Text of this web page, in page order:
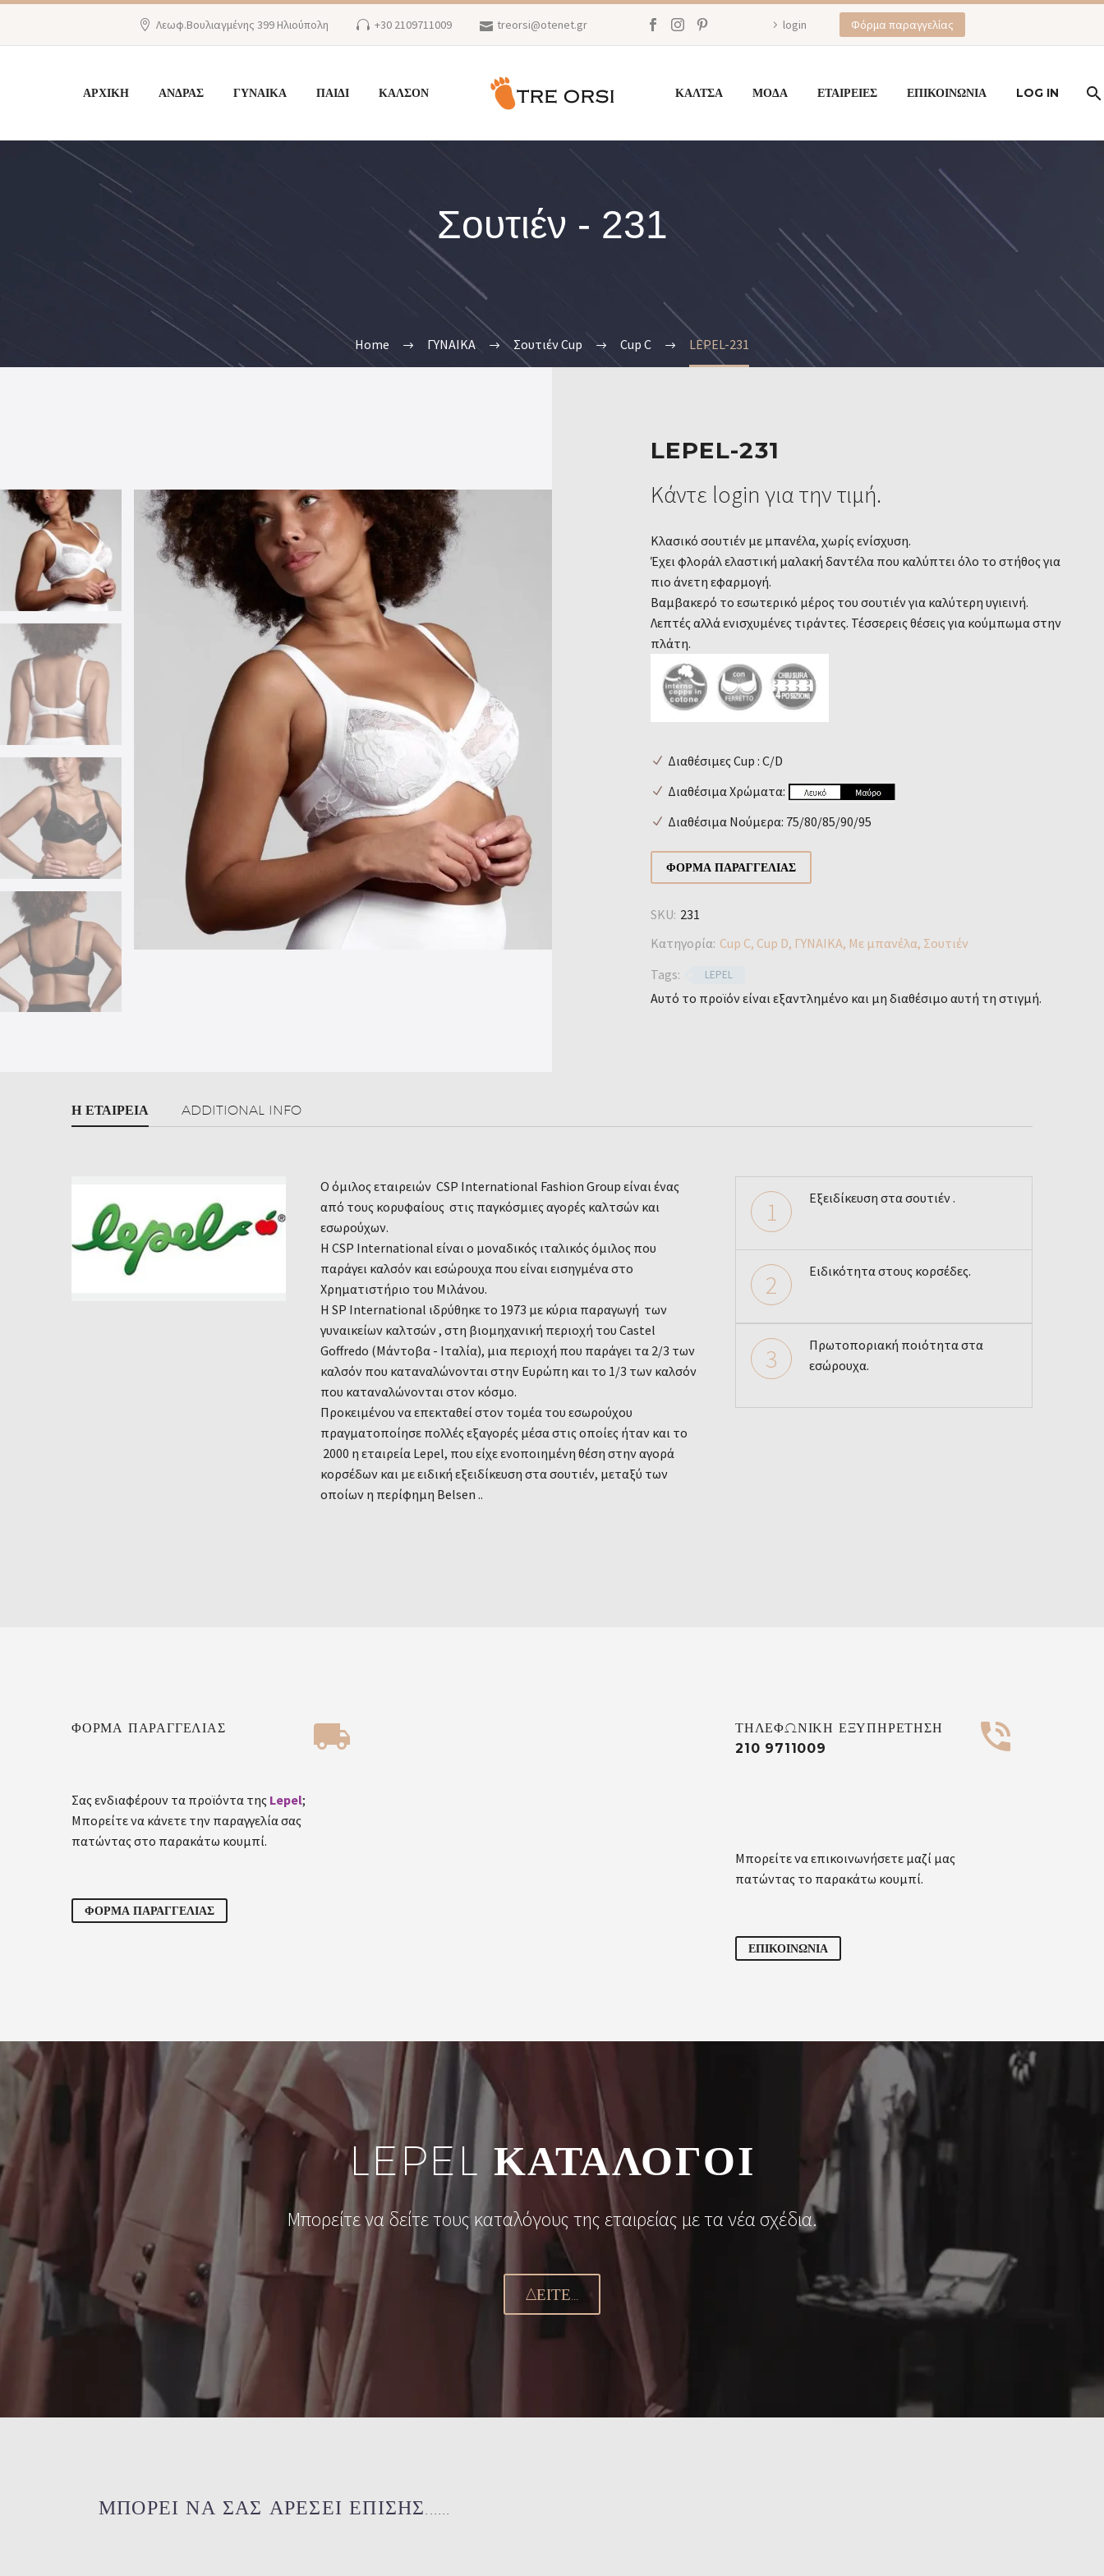
Λεωφ.Βουλιαγμένης 399 Ηλιούπολη +30 2109711009 treorsi@otenet.gr login Φόρμα παραγγελίας
ΑΡΧΙΚΗ ΑΝΔΡΑΣ ΓΥΝΑΙΚΑ ΠΑΙΔΙ ΚΑΛΣΟΝ ΚΑΛΤΣΑ ΜΟΔΑ ΕΤΑΙΡΕΙΕΣ ΕΠΙΚΟΙΝΩΝΙΑ LOG IN
Σουτιέν - 231
Home ΓΥΝΑΙΚΑ Σουτιέν Cup Cup C LEPEL-231
LEPEL-231
Κάντε login για την τιμή.
Κλασικό σουτιέν με μπανέλα, χωρίς ενίσχυση.
Έχει φλοράλ ελαστική μαλακή δαντέλα που καλύπτει όλο το στήθος για
πιο άνετη εφαρμογή.
Βαμβακερό το εσωτερικό μέρος του σουτιέν για καλύτερη υγιεινή.
Λεπτές αλλά ενισχυμένες τιράντες. Τέσσερεις θέσεις για κούμπωμα στην
πλάτη.
Διαθέσιμες Cup : C/D
Διαθέσιμα Χρώματα:
Διαθέσιμα Νούμερα: 75/80/85/90/95
ΦΌΡΜΑ ΠΑΡΑΓΓΕΛΊΑΣ
SKU: 231
Κατηγορία: Cup C, Cup D, ΓΥΝΑΙΚΑ, Με μπανέλα, Σουτιέν
Tags:
LEPEL
Αυτό το προϊόν είναι εξαντλημένο και μη διαθέσιμο αυτή τη στιγμή.
Η ΕΤΑΙΡΕΊΑ ADDITIONAL INFO
Ο όμιλος εταιρειών CSP International Fashion Group είναι ένας
από τους κορυφαίους στις παγκόσμιες αγορές καλτσών και
εσωρούχων.
Η CSP International είναι ο μοναδικός ιταλικός όμιλος που
παράγει καλσόν και εσώρουχα που είναι εισηγμένα στο
Χρηματιστήριο του Μιλάνου.
Η SP International ιδρύθηκε το 1973 με κύρια παραγωγή των
γυναικείων καλτσών , στη βιομηχανική περιοχή του Castel
Goffredo (Μάντοβα - Ιταλία), μια περιοχή που παράγει τα 2/3 των
καλσόν που καταναλώνονται στην Ευρώπη και το 1/3 των καλσόν
που καταναλώνονται στον κόσμο.
Προκειμένου να επεκταθεί στον τομέα του εσωρούχου
πραγματοποίησε πολλές εξαγορές μέσα στις οποίες ήταν και το
2000 η εταιρεία Lepel, που είχε ενοποιημένη θέση στην αγορά
κορσέδων και με ειδική εξειδίκευση στα σουτιέν, μεταξύ των
οποίων η περίφημη Belsen ..
1 Εξειδίκευση στα σουτιέν .
2 Ειδικότητα στους κορσέδες.
3
Πρωτοποριακή ποιότητα στα
εσώρουχα.


ΦΟΡΜΑ ΠΑΡΑΓΓΕΛΙΑΣ
Σας ενδιαφέρουν τα προϊόντα της Lepel;
Μπορείτε να κάνετε την παραγγελία σας
πατώντας στο παρακάτω κουμπί.
ΦΟΡΜΑ ΠΑΡΑΓΓΕΛΙΑΣ


ΤΗΛΕΦΩΝΙΚΗ ΕΞΥΠΗΡΕΤΗΣΗ
210 9711009
Μπορείτε να επικοινωνήσετε μαζί μας
πατώντας το παρακάτω κουμπί.
ΕΠΙΚΟΙΝΩΝΙΑ
LEPEL ΚΑΤΑΛΟΓΟΙ
Μπορείτε να δείτε τους καταλόγους της εταιρείας με τα νέα σχέδια.
ΔΕΊΤΕ...
ΜΠΟΡΕΙ ΝΑ ΣΑΣ ΑΡΕΣΕΙ ΕΠΙΣΗΣ......